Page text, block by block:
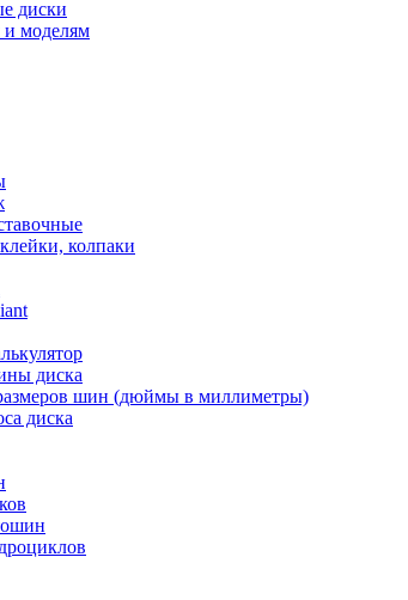
диски
моделям
колпаки
диска
шин (дюймы в миллиметры)
диска